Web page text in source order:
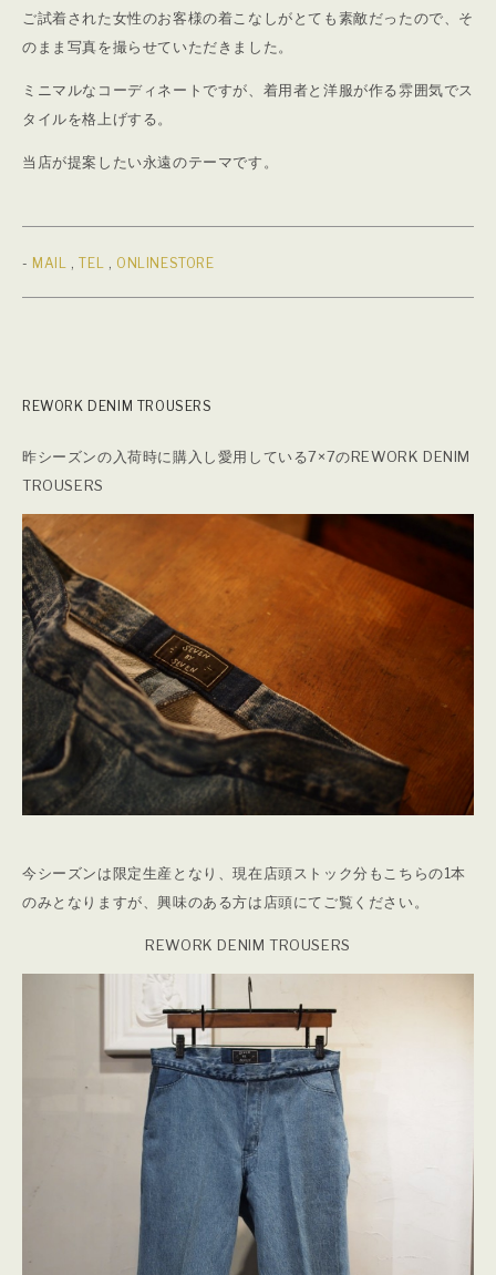
ご試着された女性のお客様の着こなしがとても素敵だったので、そ
のまま写真を撮らせていただきました。
ミニマルなコーディネートですが、着用者と洋服が作る雰囲気でス
タイルを格上げする。
当店が提案したい永遠のテーマです。
- MAIL ,TEL ONLINESTORE
REWORK DENIM TROUSERS
昨シーズンの入荷時に購入し愛用している7×7のREWORK DENIM
TROUSERS
今シーズンは限定生産となり、現在店頭ストック分もこちらの1本
のみとなりますが、興味のある方は店頭にてご覧ください。
REWORK DENIM TROUSERS